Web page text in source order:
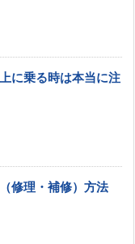
に乗る時は本当に注
修理・補修）方法